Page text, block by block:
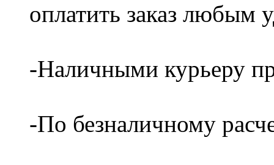
оплатить заказ любым
-Наличными курьеру
-По безналичному